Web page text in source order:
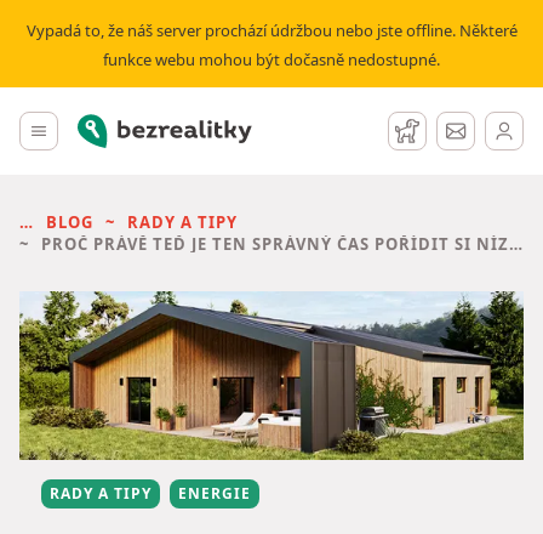
Vypadá to, že náš server prochází údržbou nebo jste offline. Některé
funkce webu mohou být dočasně nedostupné.
Hlavní menu
Bezrealitky Hlídací pes
Zprávy
BLOG
RADY A TIPY
PROČ PRÁVĚ TEĎ JE TEN SPRÁVNÝ ČAS POŘÍDIT SI NÍZKOENERGETICKÝ DŮM?
RADY A TIPY ENERGIE